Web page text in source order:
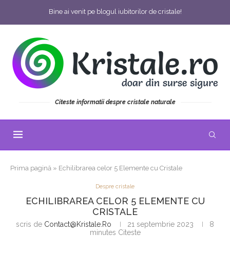
Bine ai venit pe blogul iubitorilor de cristale!
Citeste informatii despre cristale naturale
Prima pagină » Echilibrarea celor 5 Elemente cu Cristale
Despre cristale
ECHILIBRAREA CELOR 5 ELEMENTE CU
CRISTALE
scris de Contact@kristale.ro 21 septembrie 2023
8
minutes Citeste